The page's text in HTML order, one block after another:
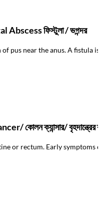
ফিস্টুলা / ভগন্দর
of pus near the anus. A fistula
কোলন ক্যান্সার/ বৃহদান্ত্রের
or rectum. Early symptoms